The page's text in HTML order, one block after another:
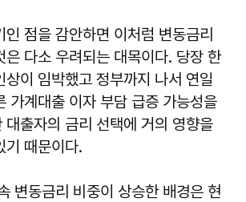
인 점을 감안하면 이처럼 변동금리
은 다소 우려되는 대목이다. 당장 한
상이 임박했고 정부까지 나서 연일
가계대출 이자 부담 급증 가능성을
대출자의 금리 선택에 거의 영향을
기 때문이다.
변동금리 비중이 상승한 배경은 현